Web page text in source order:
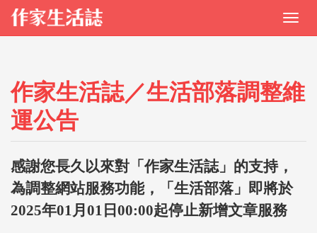
作家生活誌／生活部落調整維
運公告
感謝您長久以來對「作家生活誌」的支持，
為調整網站服務功能，「生活部落」即將於
2025年01月01日00:00起停止新增文章服務